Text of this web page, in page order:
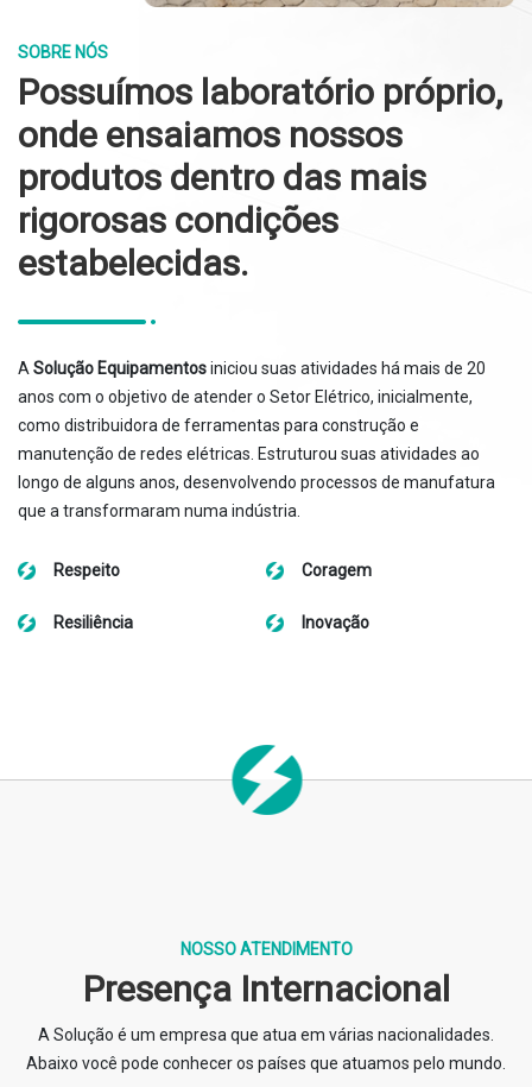
SOBRE NÓS
Possuímos laboratório próprio,
onde ensaiamos nossos
produtos dentro das mais
rigorosas condições
estabelecidas.
A Solução Equipamentosiniciou suas atividades há mais de 20
anos com o objetivo de atender o Setor Elétrico, inicialmente,
como distribuidora de ferramentas para construção e
manutenção de redes elétricas. Estruturou suas atividades ao
longo de alguns anos, desenvolvendo processos de manufatura
que a transformaram numa indústria.
Respeito Coragem
Resiliência Inovação
NOSSO ATENDIMENTO
Presença Internacional
A Solução é um empresa que atua em várias nacionalidades.
Abaixo você pode conhecer os países que atuamos pelo mundo.